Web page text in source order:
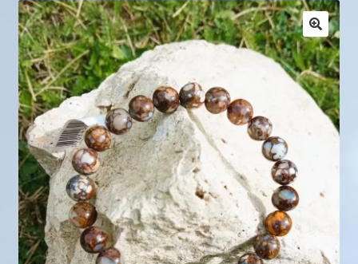
Galets pouce anti-stress
Pendentifs sifflet et fioles
Mini géodes
Bougies lithothérapie
Packs
Carte Cadeau